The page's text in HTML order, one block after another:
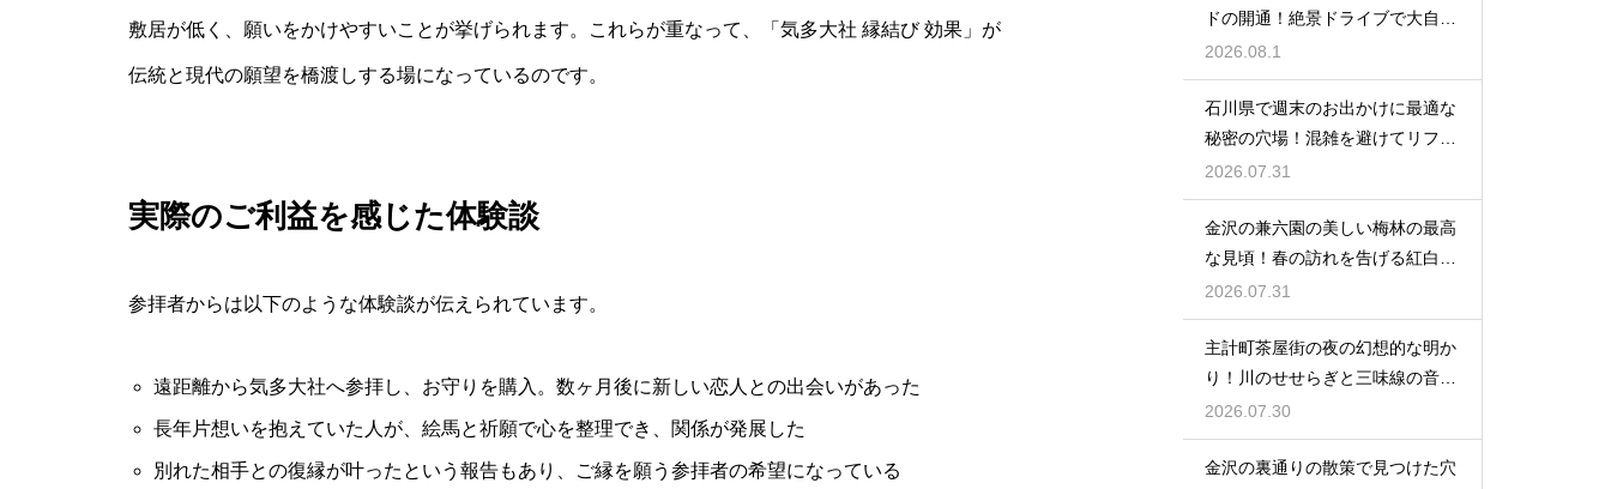
敷居が低く、願いをかけやすいことが挙げられます。これらが重なって、「気多大社 縁結び 効果」が
伝統と現代の願望を橋渡しする場になっているのです。
実際のご利益を感じた体験談
参拝者からは以下のような体験談が伝えられています。
遠距離から気多大社へ参拝し、お守りを購入。数ヶ月後に新しい恋人との出会いがあった
長年片想いを抱えていた人が、絵馬と祈願で心を整理でき、関係が発展した
別れた相手との復縁が叶ったという報告もあり、ご縁を願う参拝者の希望になっている
ドの開通！絶景ドライブで大自然
を満喫
2026.08.1
石川県で週末のお出かけに最適な
秘密の穴場！混雑を避けてリフレ
ッシュ
2026.07.31
金沢の兼六園の美しい梅林の最高
な見頃！春の訪れを告げる紅白の
花の絶景
2026.07.31
主計町茶屋街の夜の幻想的な明か
り！川のせせらぎと三味線の音色
に酔う
2026.07.30
金沢の裏通りの散策で見つけた穴